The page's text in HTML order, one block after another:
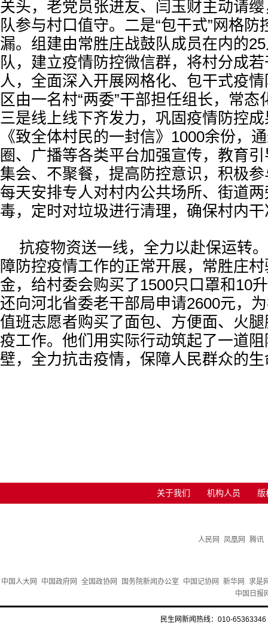
关头，老党员张进友、闫玉财主动请
队参与村口值守。二是“包干式”网格
漏。组建由常胜庄战鼓队成员在内的
队，建立疫情防控微信群，将村分成
人，全面深入开展网格化、包干式疫
区由一名村“两委”干部担任组长，常
三是线上线下齐发力，巩固疫情防控
《致全体村民的一封信》1000余份，
圈、广播等各类平台加强宣传，教育
集会、不聚餐，提高防控意识，积极
每天安排专人对村内公共场所、街道
毒，定时对垃圾进行清理，确保村内
抗疫物资送一线，全力以赴保运转
障防控疫情工作的正常开展，常胜庄
金，给村委会购买了1500只口罩和10
还向河北省委老干部局申请2600元，
值班志愿者购买了面包、方便面、火
疫工作。他们用实际行动筑起了一道
壁，全力抗击疫情，保障人民群众的
关于我们 机构人员 版
人民网 凤凰网 腾讯
中国人大网 中国政府网 全国政协网 国务院新闻办公室 中国记协网 新华网
求是
中国日报
民生网新闻热线：010-